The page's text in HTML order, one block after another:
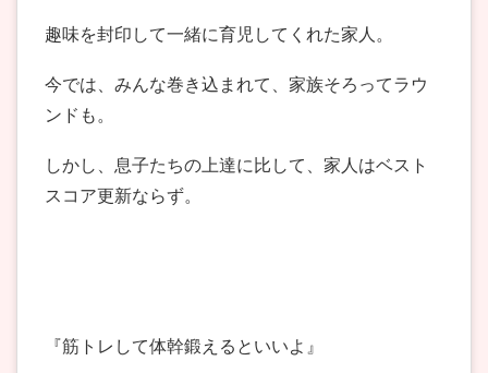
趣味を封印して一緒に育児してくれた家人。
今では、みんな巻き込まれて、家族そろってラウ
ンドも。
しかし、息子たちの上達に比して、家人はベスト
スコア更新ならず。
『筋トレして体幹鍛えるといいよ』